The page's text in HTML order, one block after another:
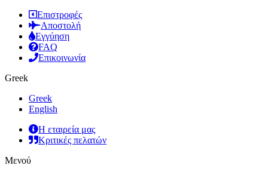
Επιστροφές
Αποστολή
Εγγύηση
FAQ
Επικοινωνία
Greek
Greek
English
Η εταιρεία μας
Κριτικές πελατών
Μενού